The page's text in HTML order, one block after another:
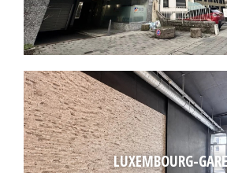
LUXEMBOURG-GARE